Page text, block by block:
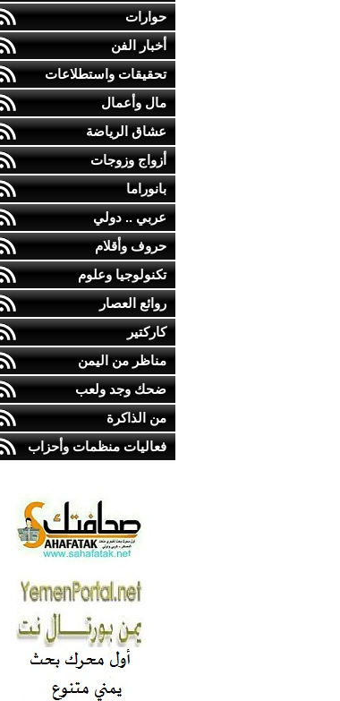
حوارات
أخبار الفن
تحقيقات واستطلاعات
مال وأعمال
عشاق الرياضة
أزواج وزوجات
بانوراما
عربي .. دولي
حروف وأقلام
تكنولوجيا وعلوم
روائع العصار
كاركتير
مناظر من اليمن
ضحك وجد ولعب
من الذاكرة
فعاليات منظمات وأحزاب